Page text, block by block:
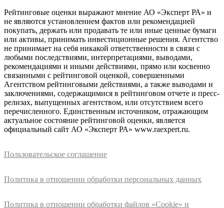
Рейтинговые оценки выражают мнение АО «Эксперт РА» и
не являются установлением фактов или рекомендацией
покупать, держать или продавать те или иные ценные бумаги
или активы, принимать инвестиционные решения. Агентство
не принимает на себя никакой ответственности в связи с
любыми последствиями, интерпретациями, выводами,
рекомендациями и иными действиями, прямо или косвенно
связанными с рейтинговой оценкой, совершенными
Агентством рейтинговыми действиями, а также выводами и
заключениями, содержащимися в рейтинговом отчете и пресс-
релизах, выпущенных агентством, или отсутствием всего
перечисленного. Единственным источником, отражающим
актуальное состояние рейтинговой оценки, является
официальный сайт АО «Эксперт РА» www.raexpert.ru.
Пользовательское соглашение
Политика в отношении обработки персональных данных
Политика в отношении обработки файлов «Cookie» и